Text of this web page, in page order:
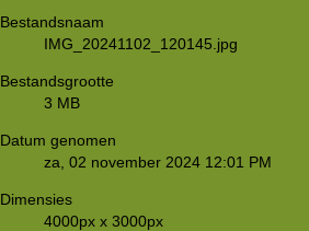
Bestandsnaam
IMG_20241102_120145.jpg
Bestandsgrootte
3 MB
Datum genomen
za, 02 november 2024 12:01 PM
Dimensies
4000px x 3000px